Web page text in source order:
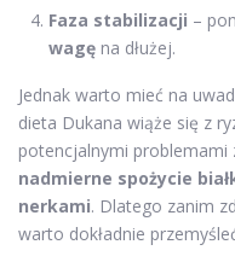
Faza stabilizacji –
wagę na dłużej.
Jednak warto mieć na
dieta Dukana wiąże się z
potencjalnymi problemami
nadmierne spożycie
nerkami. Dlatego zanim
warto dokładnie